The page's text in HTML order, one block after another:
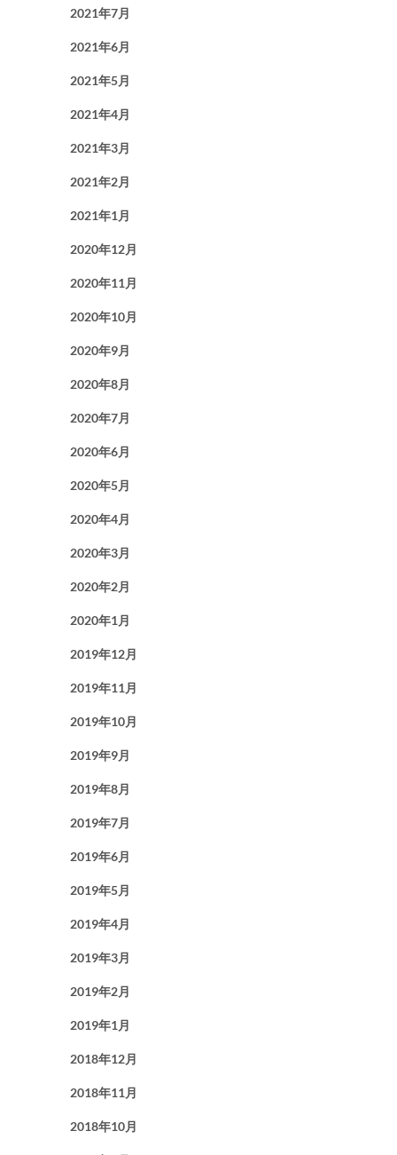
2021年7月
2021年6月
2021年5月
2021年4月
2021年3月
2021年2月
2021年1月
2020年12月
2020年11月
2020年10月
2020年9月
2020年8月
2020年7月
2020年6月
2020年5月
2020年4月
2020年3月
2020年2月
2020年1月
2019年12月
2019年11月
2019年10月
2019年9月
2019年8月
2019年7月
2019年6月
2019年5月
2019年4月
2019年3月
2019年2月
2019年1月
2018年12月
2018年11月
2018年10月